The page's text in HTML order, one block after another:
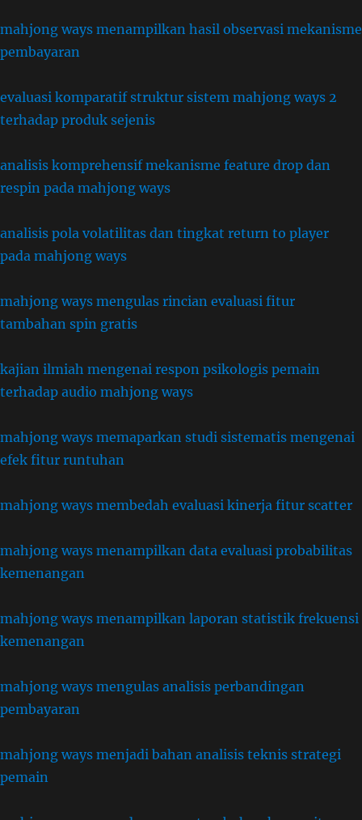
mahjong ways menampilkan hasil observasi mekanisme
pembayaran
evaluasi komparatif struktur sistem mahjong ways 2
terhadap produk sejenis
analisis komprehensif mekanisme feature drop dan
respin pada mahjong ways
analisis pola volatilitas dan tingkat return to player
pada mahjong ways
mahjong ways mengulas rincian evaluasi fitur
tambahan spin gratis
kajian ilmiah mengenai respon psikologis pemain
terhadap audio mahjong ways
mahjong ways memaparkan studi sistematis mengenai
efek fitur runtuhan
mahjong ways membedah evaluasi kinerja fitur scatter
mahjong ways menampilkan data evaluasi probabilitas
kemenangan
mahjong ways menampilkan laporan statistik frekuensi
kemenangan
mahjong ways mengulas analisis perbandingan
pembayaran
mahjong ways menjadi bahan analisis teknis strategi
pemain